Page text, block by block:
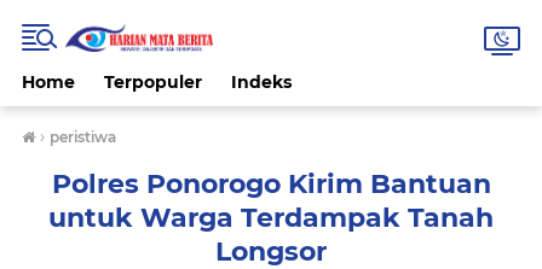
Home Terpopuler Indeks
› peristiwa
Polres Ponorogo Kirim Bantuan
untuk Warga Terdampak Tanah
Longsor